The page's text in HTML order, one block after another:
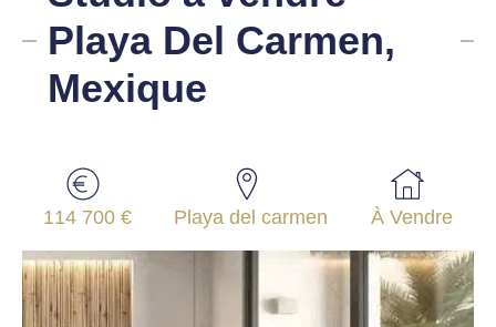
Playa Del Carmen,
Mexique
114 700 € Playa del carmen À Vendre